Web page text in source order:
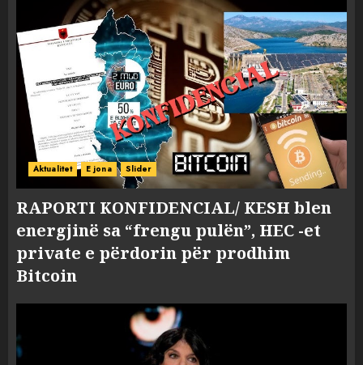
Aktualitet E jona Slider
RAPORTI KONFIDENCIAL/ KESH blen
energjinë sa “frengu pulën”, HEC -et
private e përdorin për prodhim
Bitcoin